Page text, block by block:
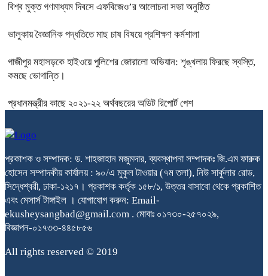
বিশ্ব মুক্ত গণমাধ্যম দিবসে এফবিজেও’র আলোচনা সভা অনুষ্ঠিত
ভালুকায় বৈজ্ঞানিক পদ্ধতিতে মাছ চাষ বিষয়ে প্রশিক্ষণ কর্মশালা
গাজীপুর মহাসড়কে হাইওয়ে পুলিশের জোরালো অভিযান: শৃঙ্খলায় ফিরছে স্বস্তি,
কমছে ভোগান্তি।
প্রধানমন্ত্রীর কাছে ২০২১-২২ অর্থবছরের অডিট রিপোর্ট পেশ
প্রকাশক ও সম্পাদক: ড. শাহজাহান মজুমদার, ব্যবস্থাপনা সম্পাদকঃ জি.এম ফারুক
হোসেন সম্পাদকীয় কার্যালয় : ৯০/এ মুকুল টাওয়ার (৭ম তলা), নিউ সার্কুলার রোড,
সিদ্ধেশ্বরী, ঢাকা-১২১৭। প্রকাশক কর্তৃক ১৫৮/১, উত্তর বাসাবো থেকে প্রকাশিত
এবং মেসার্স টাঙ্গাইল । যোগাযোগ করুন: Email-
ekusheysangbad@gmail.com . মোবাঃ ০১৭৩০-২৫৭০২৯,
বিজ্ঞাপন-০১৭৩৩-৪৪৫৮৫৬
All rights reserved © 2019